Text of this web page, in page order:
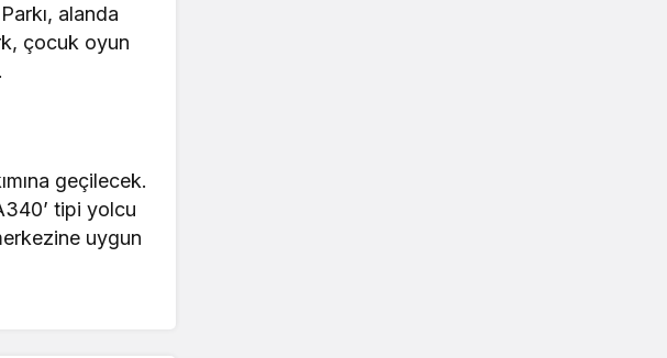
alanda
çocuk oyun
geçilecek.
tipi yolcu
uygun